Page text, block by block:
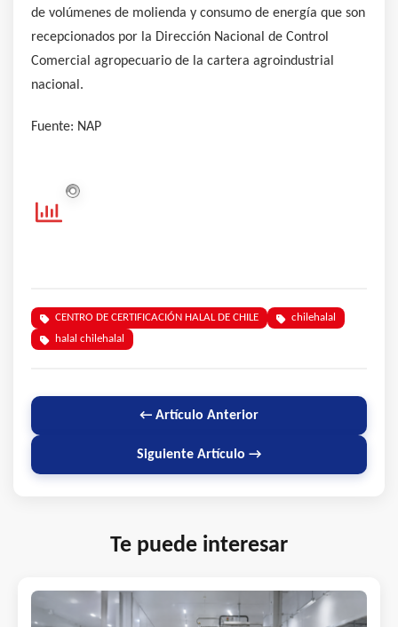
de volúmenes de molienda y consumo de energía que son
recepcionados por la Dirección Nacional de Control
Comercial agropecuario de la cartera agroindustrial
nacional.
Fuente: NAP
CENTRO DE CERTIFICACIÓN HALAL DE CHILE
chilehalal
halal chilehalal
← Artículo Anterior
Siguiente Artículo →
Te puede interesar